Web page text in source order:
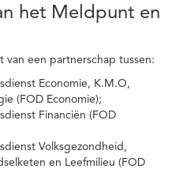
het Meldpunt en
van een partnerschap tussen:
Economie, K.M.O,
(FOD Economie);
Financiën (FOD
Volksgezondheid,
en Leefmilieu (FOD